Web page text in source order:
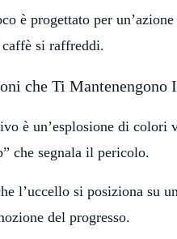
è progettato per
si raffreddi.
che Ti Mantenengono
è un’esplosione di colori
che segnala il pericolo.
l’uccello si posiziona su
del progresso.